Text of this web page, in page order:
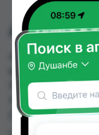
АРТОКСАН АМП
в аптеках,
Карим,
Аптека + 24/7 по
Душанбе и